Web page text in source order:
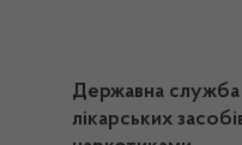
Державна служба
лікарських